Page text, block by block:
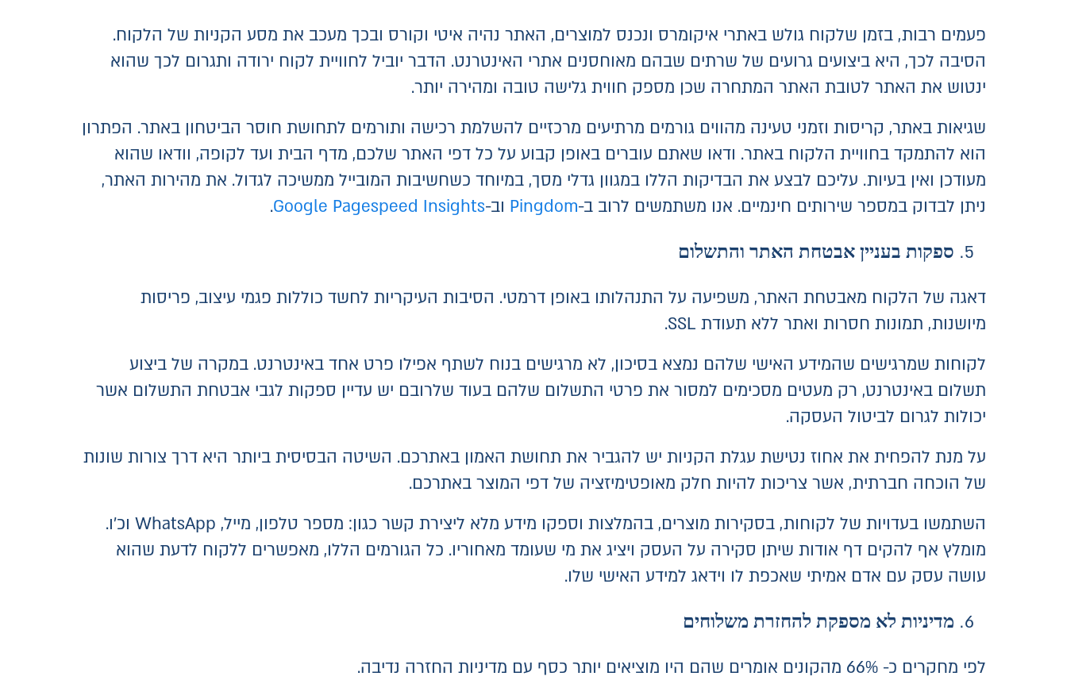
פעמים רבות, בזמן שלקוח גולש באתרי איקומרס ונכנס למוצרים, האתר נהיה איטי וקורס ובכך מעכב את מסע הקניות של הלקוח.
הסיבה לכך, היא ביצועים גרועים של שרתים שבהם מאוחסנים אתרי האינטרנט. הדבר יוביל לחוויית לקוח ירודה ותגרום לכך שהוא
ינטוש את האתר לטובת האתר המתחרה שכן מספק חווית גלישה טובה ומהירה יותר.
שגיאות באתר, קריסות וזמני טעינה מהווים גורמים מרתיעים מרכזיים להשלמת רכישה ותורמים לתחושת חוסר הביטחון באתר. הפתרון
הוא להתמקד בחוויית הלקוח באתר. ודאו שאתם עוברים באופן קבוע על כל דפי האתר שלכם, מדף הבית ועד לקופה, וודאו שהוא
מעודכן ואין בעיות. עליכם לבצע את הבדיקות הללו במגוון גדלי מסך, במיוחד כשחשיבות המובייל ממשיכה לגדול. את מהירות האתר,
ניתן לבדוק במספר שירותים חינמיים. אנו משתמשים לרוב ב-Pingdom וב-Google Pagespeed Insights
.
ספקות בעניין אבטחת האתר והתשלום
דאגה של הלקוח מאבטחת האתר, משפיעה על התנהלותו באופן דרמטי. הסיבות העיקריות לחשד כוללות פגמי עיצוב, פריסות
מיושנות, תמונות חסרות ואתר ללא תעודת SSL.
לקוחות שמרגישים שהמידע האישי שלהם נמצא בסיכון, לא מרגישים בנוח לשתף אפילו פרט אחד באינטרנט. במקרה של ביצוע
תשלום באינטרנט, רק מעטים מסכימים למסור את פרטי התשלום שלהם בעוד שלרובם יש עדיין ספקות לגבי אבטחת התשלום אשר
יכולות לגרום לביטול העסקה.
על מנת להפחית את אחוז נטישת עגלת הקניות יש להגביר את תחושת האמון באתרכם. השיטה הבסיסית ביותר היא דרך צורות שונות
של הוכחה חברתית, אשר צריכות להיות חלק מאופטימיזציה של דפי המוצר באתרכם.
השתמשו בעדויות של לקוחות, בסקירות מוצרים, בהמלצות וספקו מידע מלא ליצירת קשר כגון: מספר טלפון, מייל, WhatsApp וכ'ו.
מומלץ אף להקים דף אודות שיתן סקירה על העסק ויציג את מי שעומד מאחוריו. כל הגורמים הללו, מאפשרים ללקוח לדעת שהוא
עושה עסק עם אדם אמיתי שאכפת לו וידאג למידע האישי שלו.
מדיניות לא מספקת להחזרת משלוחים
לפי מחקרים כ- 66% מהקונים אומרים שהם היו מוציאים יותר כסף עם מדיניות החזרה נדיבה.